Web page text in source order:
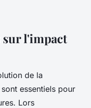
sur l'impact
de la
sont essentiels pour
Lors